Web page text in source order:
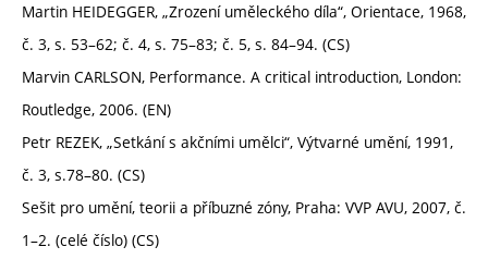
Martin HEIDEGGER, „Zrození uměleckého díla“, Orientace, 1968,
č. 3, s. 53–62; č. 4, s. 75–83; č. 5, s. 84–94. (CS)
Marvin CARLSON, Performance. A critical introduction, London:
Routledge, 2006. (EN)
Petr REZEK, „Setkání s akčními umělci“, Výtvarné umění, 1991,
č. 3, s.78–80. (CS)
Sešit pro umění, teorii a příbuzné zóny, Praha: VVP AVU, 2007, č.
1–2. (celé číslo) (CS)